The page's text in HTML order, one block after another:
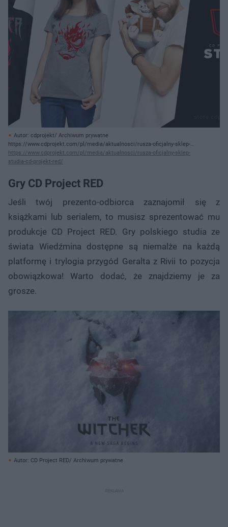
Autor: cdprojekt/ Archiwum prywatne
https://www.cdprojekt.com/pl/media/aktualnosci/rusza-oficjalny-sklep-
studia-cd-projekt-red/
https://www.cdprojekt.com/pl/media/aktualnosci/rusza-oficjalny-sklep-
studia-cd-projekt-red/
Gry CD Project RED
Jeśli twój prezento-odbiorca zaznajomił się z
książkami lub serialem, to musisz sprezentować mu
produkcje CD Project RED. Gry polskiego studia ze
świata Wiedźmina dostępne są niemalże na każdą
platformę i trylogia przygód Geralta z Rivii to pozycja
obowiązkowa! Warto dodać, że znajdziemy je za
grosze.
Autor: CD Project RED/ Archiwum prywatne